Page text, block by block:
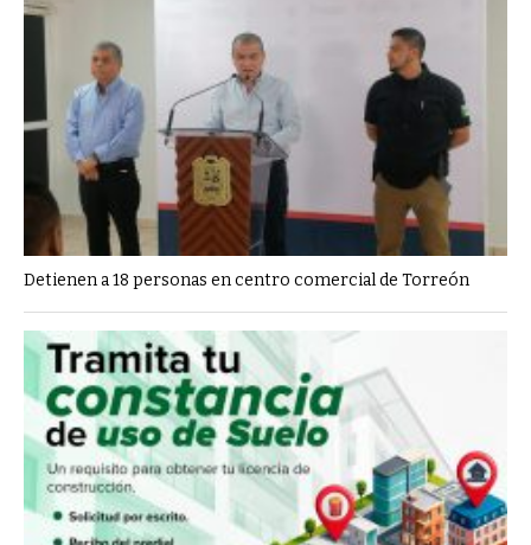
Detienen a 18 personas en centro comercial de Torreón